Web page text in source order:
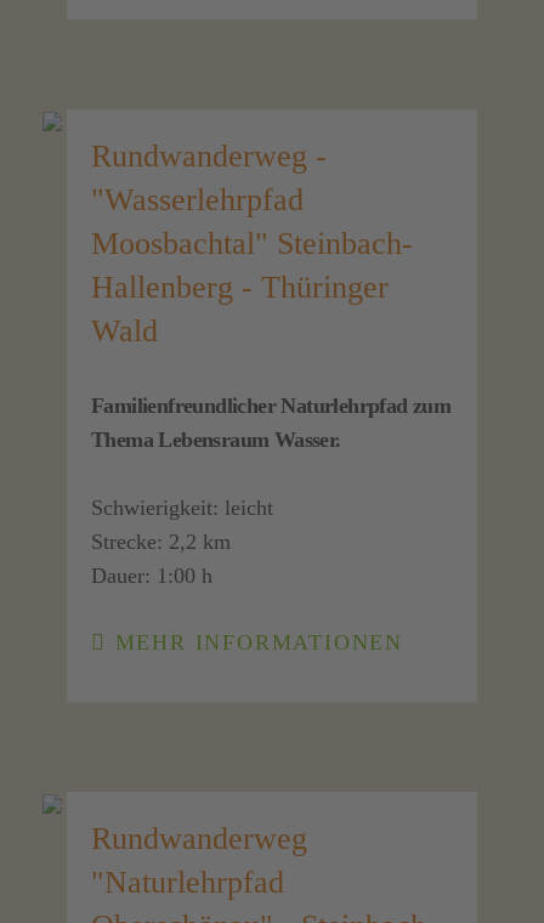
Rundwanderweg -
"Wasserlehrpfad
Moosbachtal" Steinbach-
Hallenberg - Thüringer
Wald
Familienfreundlicher Naturlehrpfad zum
Thema Lebensraum Wasser.
Schwierigkeit: leicht
Strecke: 2,2 km
Dauer: 1:00 h
MEHR INFORMATIONEN
Rundwanderweg
"Naturlehrpfad